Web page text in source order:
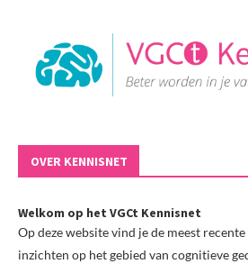
OVER KENNISNET
Welkom op het VGCt Kennisnet
Op deze website vind je de meest
inzichten op het gebied van cognitieve